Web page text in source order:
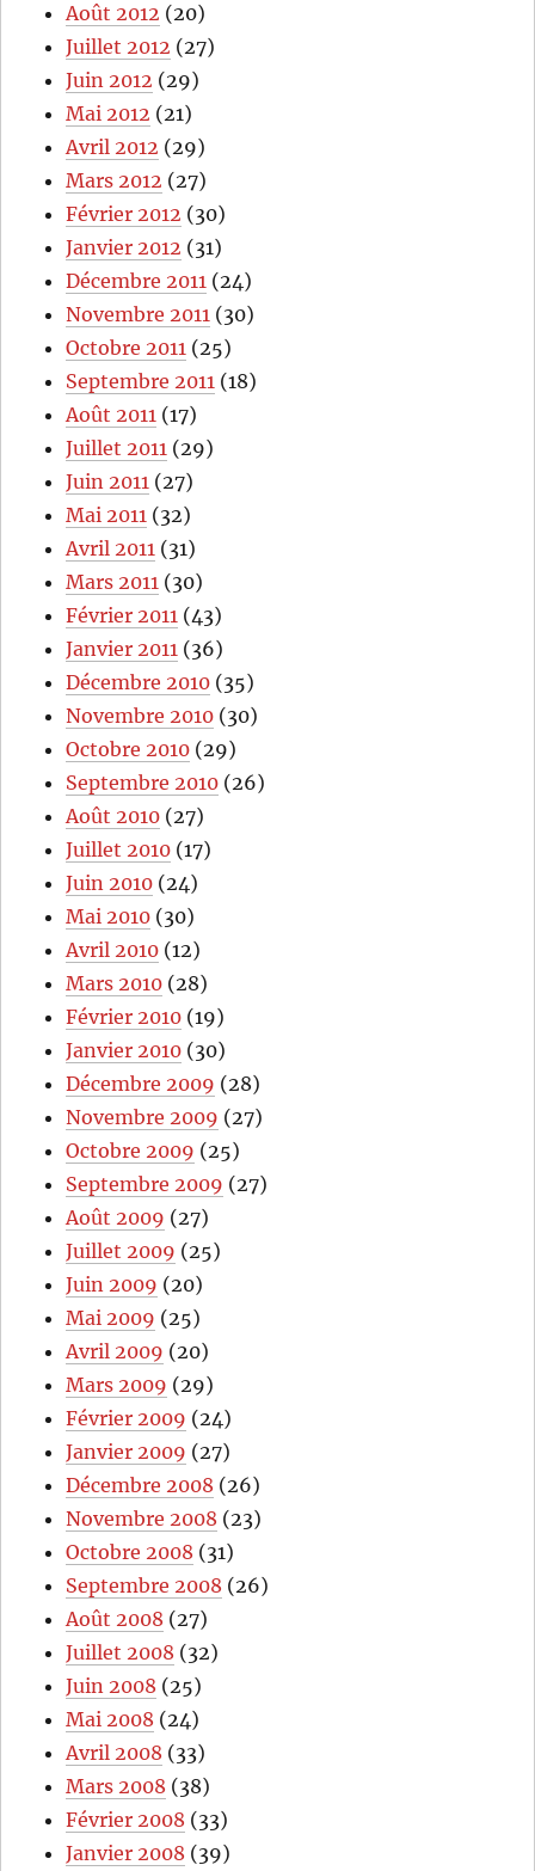
Août 2012 (20)
Juillet 2012 (27)
Juin 2012 (29)
Mai 2012 (21)
Avril 2012 (29)
Mars 2012 (27)
Février 2012 (30)
Janvier 2012 (31)
Décembre 2011 (24)
Novembre 2011 (30)
Octobre 2011 (25)
Septembre 2011 (18)
Août 2011 (17)
Juillet 2011 (29)
Juin 2011 (27)
Mai 2011 (32)
Avril 2011 (31)
Mars 2011 (30)
Février 2011 (43)
Janvier 2011 (36)
Décembre 2010 (35)
Novembre 2010 (30)
Octobre 2010 (29)
Septembre 2010 (26)
Août 2010 (27)
Juillet 2010 (17)
Juin 2010 (24)
Mai 2010 (30)
Avril 2010 (12)
Mars 2010 (28)
Février 2010 (19)
Janvier 2010 (30)
Décembre 2009 (28)
Novembre 2009 (27)
Octobre 2009 (25)
Septembre 2009 (27)
Août 2009 (27)
Juillet 2009 (25)
Juin 2009 (20)
Mai 2009 (25)
Avril 2009 (20)
Mars 2009 (29)
Février 2009 (24)
Janvier 2009 (27)
Décembre 2008 (26)
Novembre 2008 (23)
Octobre 2008 (31)
Septembre 2008 (26)
Août 2008 (27)
Juillet 2008 (32)
Juin 2008 (25)
Mai 2008 (24)
Avril 2008 (33)
Mars 2008 (38)
Février 2008 (33)
Janvier 2008 (39)